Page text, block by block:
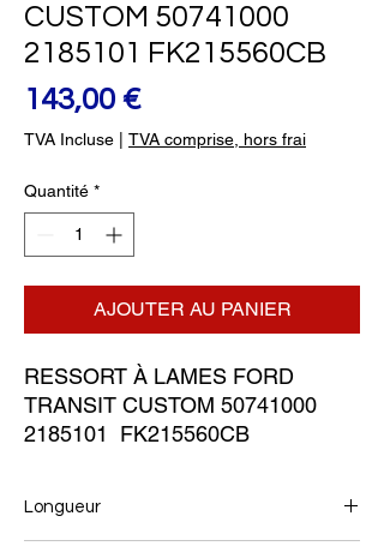
CUSTOM 50741000
2185101 FK215560CB
143,00 €Prix
TVA Incluse TVA comprise, hors frai
Quantité *
AJOUTER AU PANIER
RESSORT À LAMES FORD
TRANSIT CUSTOM 50741000
2185101  FK215560CB
Longueur